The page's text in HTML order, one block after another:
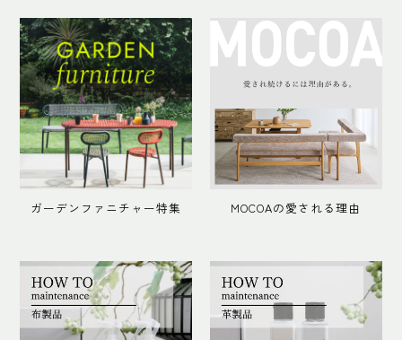
ガーデンファニチャー特集 MOCOAの愛される理由